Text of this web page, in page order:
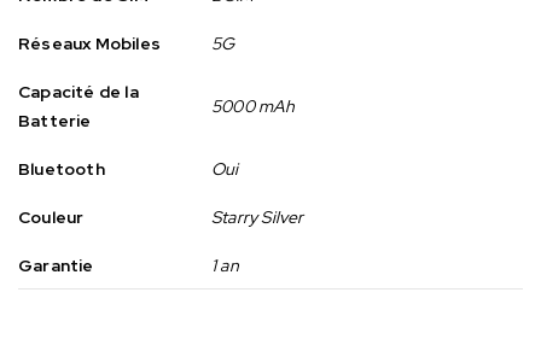
Réseaux Mobiles 5G
Capacité de la
Batterie
5000 mAh
Bluetooth Oui
Couleur Starry Silver
Garantie 1 an